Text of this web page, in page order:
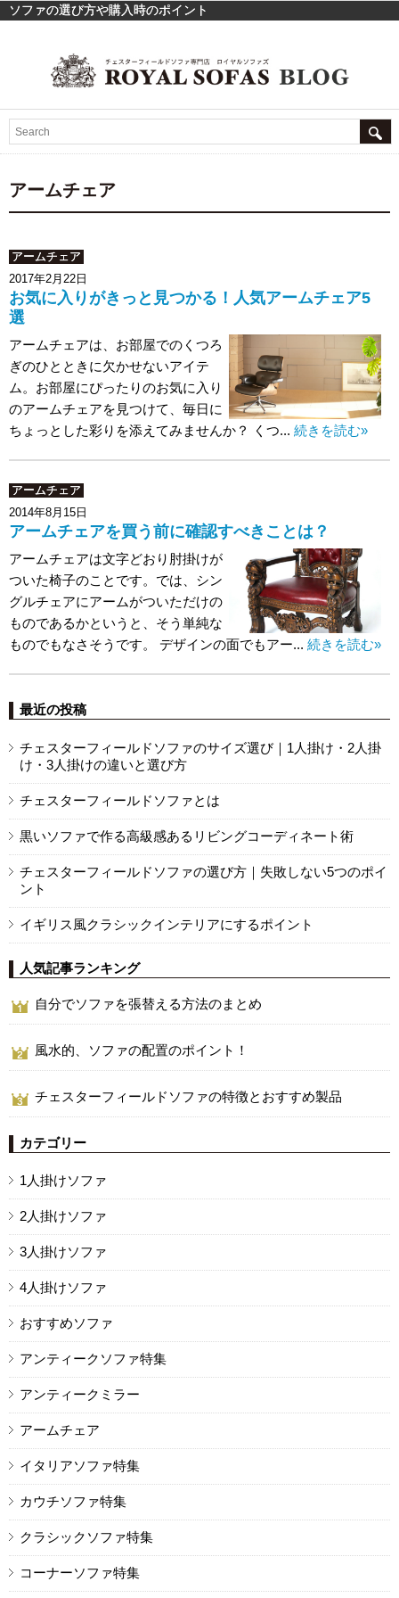
ソファの選び方や購入時のポイント
アームチェア
アームチェア
2017年2月22日
お気に入りがきっと見つかる！人気アームチェア5
選
アームチェアは、お部屋でのくつろ
ぎのひとときに欠かせないアイテ
ム。お部屋にぴったりのお気に入り
のアームチェアを見つけて、毎日に
ちょっとした彩りを添えてみませんか？ くつ... 続きを読む»
アームチェア
2014年8月15日
アームチェアを買う前に確認すべきことは？
アームチェアは文字どおり肘掛けが
ついた椅子のことです。では、シン
グルチェアにアームがついただけの
ものであるかというと、そう単純な
ものでもなさそうです。 デザインの面でもアー... 続きを読む»
最近の投稿
チェスターフィールドソファのサイズ選び｜1人掛け・2人掛
け・3人掛けの違いと選び方
チェスターフィールドソファとは
黒いソファで作る高級感あるリビングコーディネート術
チェスターフィールドソファの選び方｜失敗しない5つのポイ
ント
イギリス風クラシックインテリアにするポイント
人気記事ランキング
自分でソファを張替える方法のまとめ
風水的、ソファの配置のポイント！
チェスターフィールドソファの特徴とおすすめ製品
カテゴリー
1人掛けソファ
2人掛けソファ
3人掛けソファ
4人掛けソファ
おすすめソファ
アンティークソファ特集
アンティークミラー
アームチェア
イタリアソファ特集
カウチソファ特集
クラシックソファ特集
コーナーソファ特集